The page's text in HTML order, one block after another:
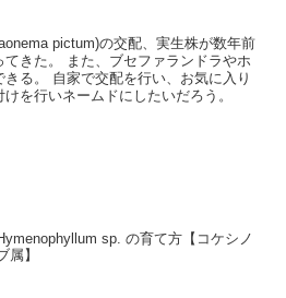
pictum)の交配、実生株が数年前
きた。 また、ブセファランドラやホ
る。 自家で交配を行い、お気に入り
を行いネームドにしたいだろう。
sp. の育て方【コケシノ
属】